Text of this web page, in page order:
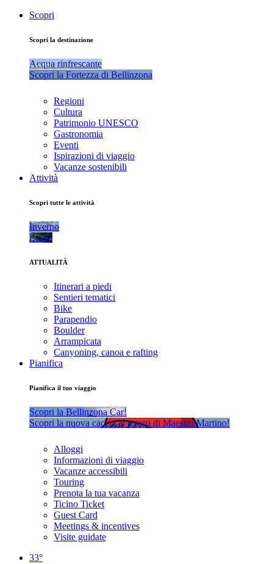
Scopri
Scopri la destinazione
Acqua rinfrescante
Scopri la Fortezza di Bellinzona
Regioni
Cultura
Patrimonio UNESCO
Gastronomia
Eventi
Ispirazioni di viaggio
Vacanze sostenibili
Attività
Scopri tutte le attività
Inverno
Estate
ATTUALITÀ
Itinerari a piedi
Sentieri tematici
Bike
Parapendio
Boulder
Arrampicata
Canyoning, canoa e rafting
Pianifica
Pianifica il tuo viaggio
Scopri la Bellinzona Car!
Scopri la nuova caccia al tesoro di Maestro Martino!
Alloggi
Informazioni di viaggio
Vacanze accessibili
Touring
Prenota la tua vacanza
Ticino Ticket
Guest Card
Meetings & incentives
Visite guidate
33°